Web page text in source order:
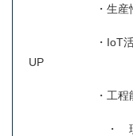
・生産性
・IoT活用 製
UP
・工程能
・ 現状の実